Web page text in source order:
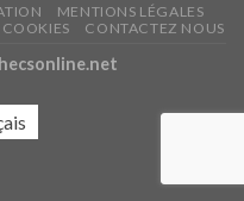
MENTIONS LÉGALES
CONTACTEZ NOUS